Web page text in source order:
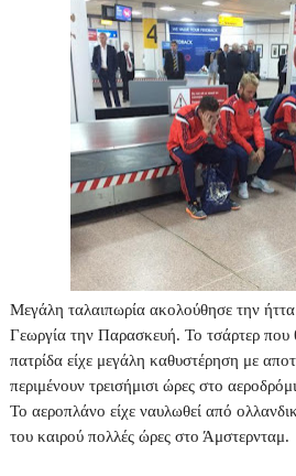
Μεγάλη ταλαιπωρία ακολούθησε την
Γεωργία την Παρασκευή. Το τσάρτερ που
πατρίδα είχε μεγάλη καθυστέρηση με
περιμένουν τρεισήμισι ώρες στο
Το αεροπλάνο είχε ναυλωθεί από
του καιρού πολλές ώρες στο Άμστερνταμ.